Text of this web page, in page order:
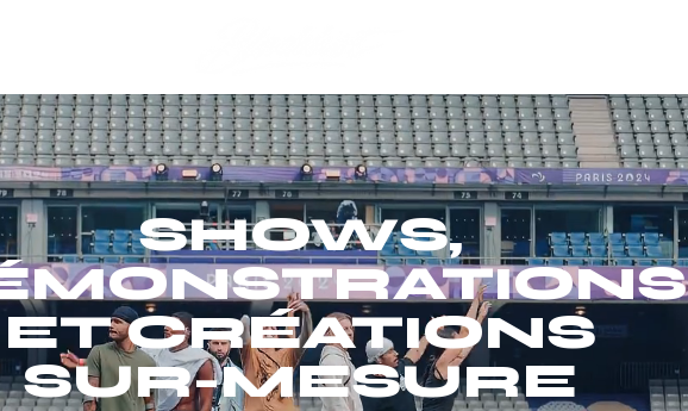
SHOWS,
ET CRÉATIONS
SUR-MESURE